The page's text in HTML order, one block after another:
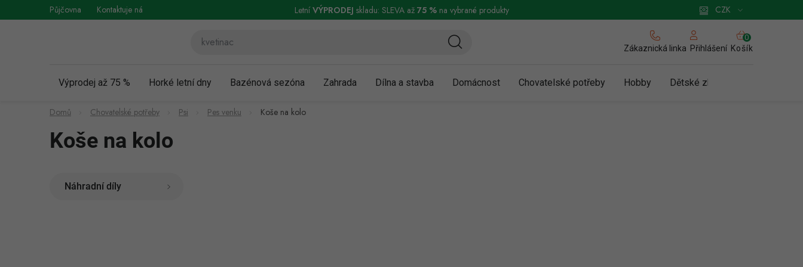
na
Půjčovna Kontaktuje nás Vrácení a reklamace Podmínky ochrany osobních údajů Obchodní podmínky pro podnikatele Zásady používání cookies
CZK
LetníVÝPRODEJ skladu: SLEVA až 75 %na vybrané produkty
Zákaznická linka Přihlášení
NÁKUPNÍ
KOŠÍK
Košík
Výprodej až 75 % Horké letní dny Bazénová sezóna Zahrada Dílna a stavba Domácnost Chovatelské potřeby Hobby Dětské zboží a hračky
Domů Chovatelské potřeby Psi Pes venku Koše na kolo
Koše na kolo
Náhradní díly